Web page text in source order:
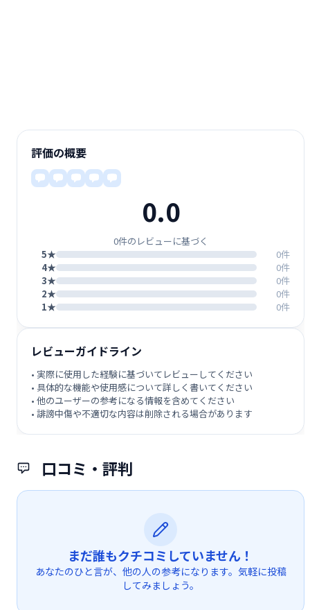
口コミ・評判
まだ誰もクチコミしていません！
あなたのひと言が、他の人の参考になります。気軽に投稿
してみましょう。
評価の概要
0.0
0件のレビューに基づく
5★
0件
4★
0件
3★
0件
2★
0件
1★
0件
レビューガイドライン
• 実際に使用した経験に基づいてレビューしてください
• 具体的な機能や使用感について詳しく書いてください
• 他のユーザーの参考になる情報を含めてください
• 誹謗中傷や不適切な内容は削除される場合があります